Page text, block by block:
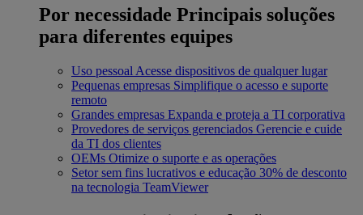
Por necessidade Principais soluções
para diferentes equipes
Uso pessoal Acesse dispositivos de qualquer lugar
Pequenas empresas Simplifique o acesso e suporte
remoto
Grandes empresas Expanda e proteja a TI corporativa
Provedores de serviços gerenciados Gerencie e cuide
da TI dos clientes
OEMs Otimize o suporte e as operações
Setor sem fins lucrativos e educação 30% de desconto
na tecnologia TeamViewer